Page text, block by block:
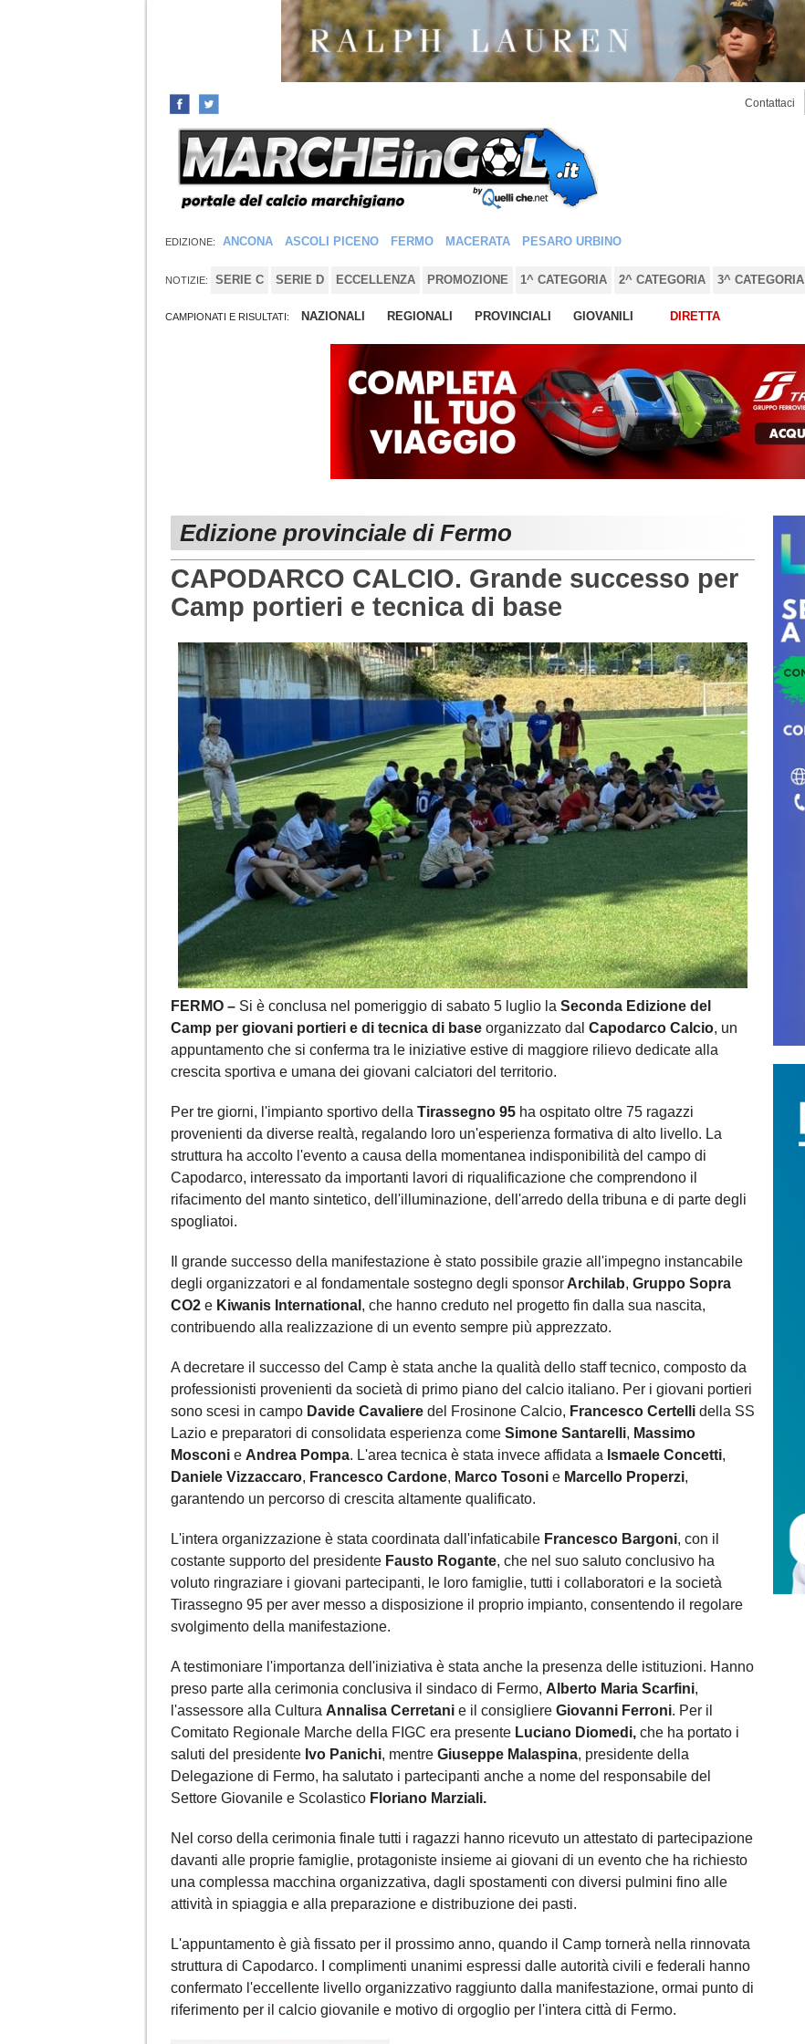
Contattaci
EDIZIONE: ANCONA ASCOLI PICENO FERMO MACERATA PESARO URBINO
NOTIZIE: SERIE C SERIE D ECCELLENZA PROMOZIONE 1^ CATEGORIA 2^ CATEGORIA 3^ CATEGORIA
CAMPIONATI E RISULTATI: NAZIONALI REGIONALI PROVINCIALI GIOVANILI DIRETTA
Edizione provinciale di Fermo
CAPODARCO CALCIO. Grande successo per
Camp portieri e tecnica di base
FERMO – Si è conclusa nel pomeriggio di sabato 5 luglio la Seconda Edizione del
Camp per giovani portieri e di tecnica di base organizzato dal Capodarco Calcio, un
appuntamento che si conferma tra le iniziative estive di maggiore rilievo dedicate alla
crescita sportiva e umana dei giovani calciatori del territorio.
Per tre giorni, l'impianto sportivo della Tirassegno 95 ha ospitato oltre 75 ragazzi
provenienti da diverse realtà, regalando loro un'esperienza formativa di alto livello. La
struttura ha accolto l'evento a causa della momentanea indisponibilità del campo di
Capodarco, interessato da importanti lavori di riqualificazione che comprendono il
rifacimento del manto sintetico, dell'illuminazione, dell'arredo della tribuna e di parte degli
spogliatoi.
Il grande successo della manifestazione è stato possibile grazie all'impegno instancabile
degli organizzatori e al fondamentale sostegno degli sponsor Archilab, Gruppo Sopra
CO2 e Kiwanis International , che hanno creduto nel progetto fin dalla sua nascita,
contribuendo alla realizzazione di un evento sempre più apprezzato.
A decretare il successo del Camp è stata anche la qualità dello staff tecnico, composto da
professionisti provenienti da società di primo piano del calcio italiano. Per i giovani portieri
sono scesi in campo Davide Cavaliere del Frosinone Calcio, Francesco Certelli della SS
Lazio e preparatori di consolidata esperienza come Simone Santarelli, Massimo
Mosconi e Andrea Pompa. L'area tecnica è stata invece affidata a Ismaele Concetti,
Daniele Vizzaccaro, Francesco Cardone, Marco Tosoni e Marcello Properzi,
garantendo un percorso di crescita altamente qualificato.
L'intera organizzazione è stata coordinata dall'infaticabile Francesco Bargoni, con il
costante supporto del presidente Fausto Rogante, che nel suo saluto conclusivo ha
voluto ringraziare i giovani partecipanti, le loro famiglie, tutti i collaboratori e la società
Tirassegno 95 per aver messo a disposizione il proprio impianto, consentendo il regolare
svolgimento della manifestazione.
A testimoniare l'importanza dell'iniziativa è stata anche la presenza delle istituzioni. Hanno
preso parte alla cerimonia conclusiva il sindaco di Fermo, Alberto Maria Scarfini,
l'assessore alla Cultura Annalisa Cerretani e il consigliere Giovanni Ferroni. Per il
Comitato Regionale Marche della FIGC era presente Luciano Diomedi, che ha portato i
saluti del presidente Ivo Panichi, mentre Giuseppe Malaspina, presidente della
Delegazione di Fermo, ha salutato i partecipanti anche a nome del responsabile del
Settore Giovanile e Scolastico Floriano Marziali.
Nel corso della cerimonia finale tutti i ragazzi hanno ricevuto un attestato di partecipazione
davanti alle proprie famiglie, protagoniste insieme ai giovani di un evento che ha richiesto
una complessa macchina organizzativa, dagli spostamenti con diversi pulmini fino alle
attività in spiaggia e alla preparazione e distribuzione dei pasti.
L'appuntamento è già fissato per il prossimo anno, quando il Camp tornerà nella rinnovata
struttura di Capodarco. I complimenti unanimi espressi dalle autorità civili e federali hanno
confermato l'eccellente livello organizzativo raggiunto dalla manifestazione, ormai punto di
riferimento per il calcio giovanile e motivo di orgoglio per l'intera città di Fermo.